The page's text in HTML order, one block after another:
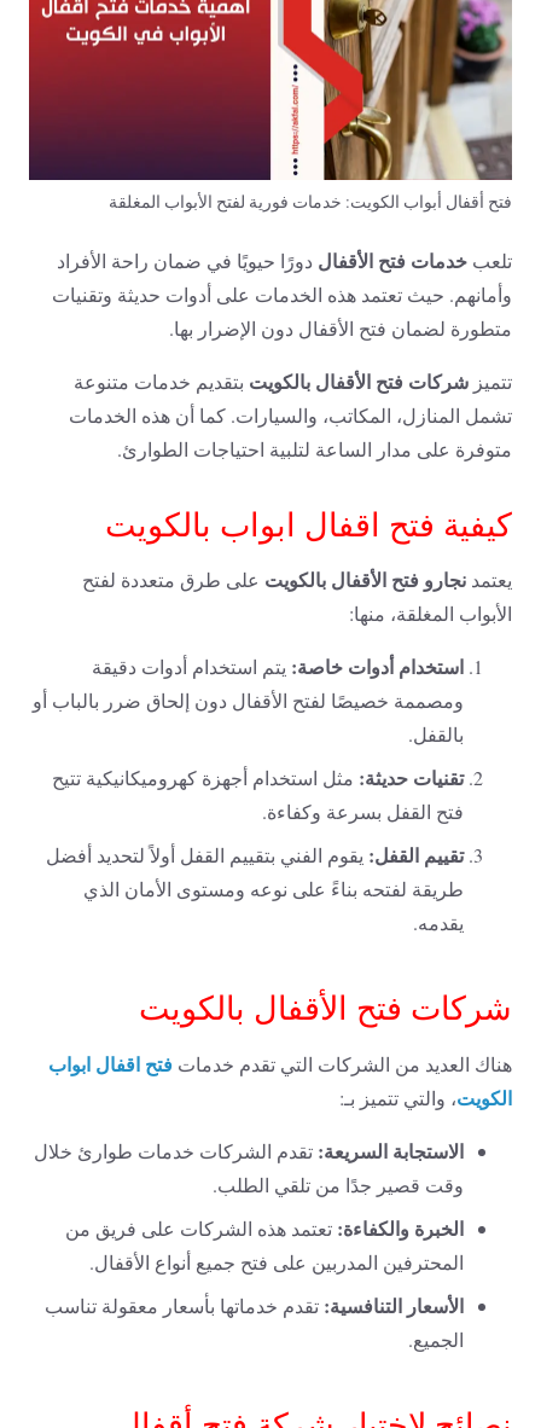
فتح أقفال أبواب الكويت: خدمات فورية لفتح الأبواب المغلقة
تلعب خدمات فتح الأقفال دورًا حيويًا في ضمان راحة الأفراد
وأمانهم. حيث تعتمد هذه الخدمات على أدوات حديثة وتقنيات
متطورة لضمان فتح الأقفال دون الإضرار بها.
تتميز شركات فتح الأقفال بالكويت بتقديم خدمات متنوعة
تشمل المنازل، المكاتب، والسيارات. كما أن هذه الخدمات
متوفرة على مدار الساعة لتلبية احتياجات الطوارئ.
كيفية فتح اقفال ابواب بالكويت
يعتمد نجارو فتح الأقفال بالكويت على طرق متعددة لفتح
الأبواب المغلقة، منها:
استخدام أدوات خاصة: يتم استخدام أدوات دقيقة
ومصممة خصيصًا لفتح الأقفال دون إلحاق ضرر بالباب أو
بالقفل.
تقنيات حديثة: مثل استخدام أجهزة كهروميكانيكية تتيح
فتح القفل بسرعة وكفاءة.
تقييم القفل: يقوم الفني بتقييم القفل أولاً لتحديد أفضل
طريقة لفتحه بناءً على نوعه ومستوى الأمان الذي
يقدمه.
شركات فتح الأقفال بالكويت
هناك العديد من الشركات التي تقدم خدمات فتح اقفال ابواب
الكويت، والتي تتميز بـ:
الاستجابة السريعة: تقدم الشركات خدمات طوارئ خلال
وقت قصير جدًا من تلقي الطلب.
الخبرة والكفاءة: تعتمد هذه الشركات على فريق من
المحترفين المدربين على فتح جميع أنواع الأقفال.
الأسعار التنافسية: تقدم خدماتها بأسعار معقولة تناسب
الجميع.